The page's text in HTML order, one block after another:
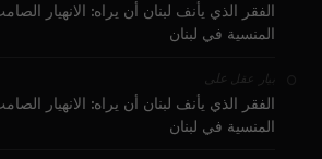
الفقر الذي يأنف لبنان أن يراه: الانهيار
المنسية في لبنان
بيار عقل على
الفقر الذي يأنف لبنان أن يراه: الانهيار
المنسية في لبنان